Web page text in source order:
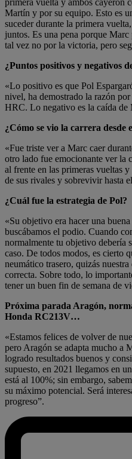
primera vuelta y ambos cayeron
Martín y por su equipo. Esto es
suceder durante la primera
juntos. Es una pena porque
tal vez no por la victoria, pero
¿Puntos positivos y negativos
«Lo positivo es que Pol
nivel, ha demostrado la razón
HRC. Lo negativo es la caída de
¿Cómo se vio la carrera desde
«Fue triste ver a Marc caer
otro lado fue emocionante ver la
al frente en las primeras vueltas
de sus rivales y sobrevivir hasta
¿Cuál fue la estrategia de Pol?
«Su objetivo era hacer una
buscábamos el podio. Cuando
normalmente tu objetivo debería
caso. De todos modos, es cierto
neumático trasero, quizás
correcta. Sobre todo, lo
tener un buen fin de semana de
Próxima parada Aragón,
Honda RC213V…
«Estamos felices de volver de
pero Aragón se adapta mucho a
logrado resultados buenos y
supuesto, en 2021 llegamos en
está al 100%; sin embargo,
su máximo potencial. Será
progreso”.